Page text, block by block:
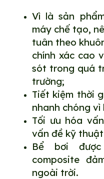
Vì là sản
máy chế tạo,
tuân theo
chính xác cao
sót trong quá
trường;
Tiết kiệm thời
nhanh chóng vì
Tối ưu hóa
vấn đề kỹ
Bể bơi
composite
ngoài trời.